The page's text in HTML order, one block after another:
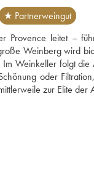
★ Partnerweingut
leitet –
Weinberg wird
Weinkeller folgt
oder
zur Elite der